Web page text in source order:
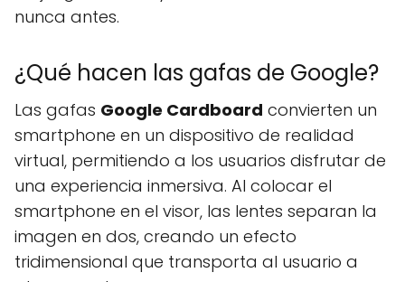
nunca antes.
¿Qué hacen las gafas de Google?
Las gafas Google Cardboard convierten un
smartphone en un dispositivo de realidad
virtual, permitiendo a los usuarios disfrutar de
una experiencia inmersiva. Al colocar el
smartphone en el visor, las lentes separan la
imagen en dos, creando un efecto
tridimensional que transporta al usuario a